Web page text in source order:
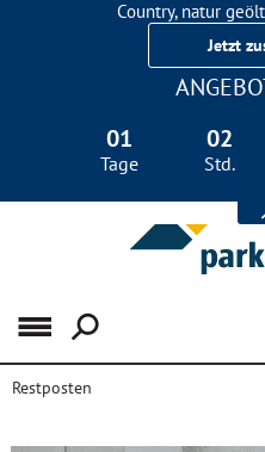
Country, natur
Landhausdiele
Jetzt
01
Tage
02
Std.
Menü
Restposten